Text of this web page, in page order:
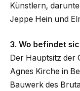
Künstlern,
Jeppe Hein und
3. Wo befindet
Der Hauptsitz der
Agnes Kirche in
Bauwerk des